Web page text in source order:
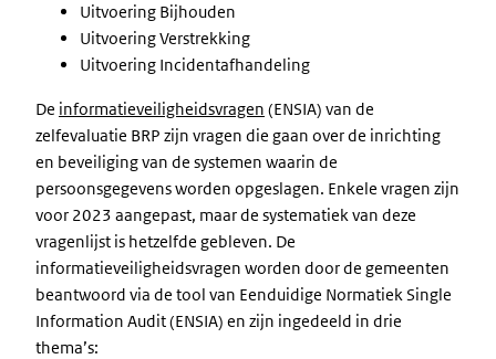
Uitvoering Bijhouden
Uitvoering Verstrekking
Uitvoering Incidentafhandeling
De informatieveiligheidsvragen (ENSIA) van de
zelfevaluatie BRP zijn vragen die gaan over de inrichting
en beveiliging van de systemen waarin de
persoonsgegevens worden opgeslagen. Enkele vragen zijn
voor 2023 aangepast, maar de systematiek van deze
vragenlijst is hetzelfde gebleven. De
informatieveiligheidsvragen worden door de gemeenten
beantwoord via de tool van Eenduidige Normatiek Single
Information Audit (ENSIA) en zijn ingedeeld in drie
thema’s: